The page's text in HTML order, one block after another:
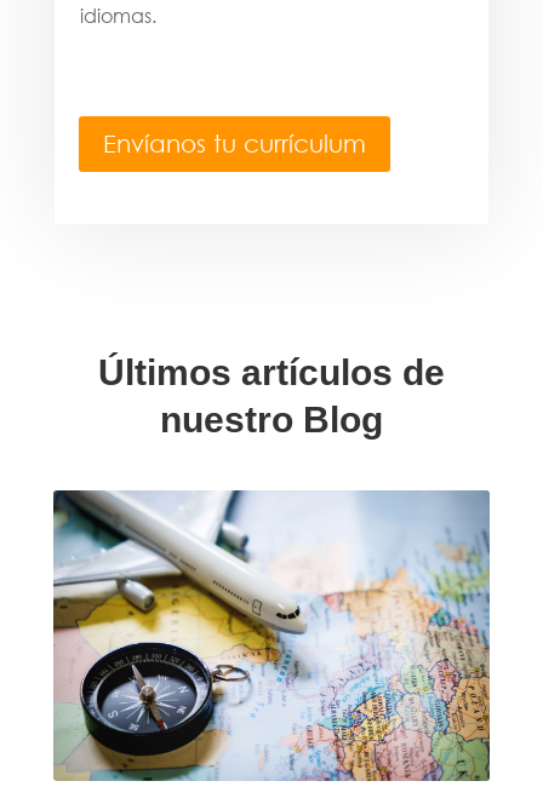
idiomas.
Envíanos tu currículum
Últimos artículos de
nuestro Blog